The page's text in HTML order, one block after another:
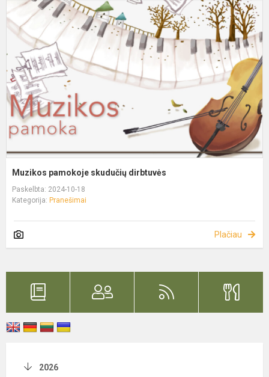
Muzikos pamokoje skudučių dirbtuvės
Paskelbta: 2024-10-18
Kategorija: Pranešimai
Plačiau
2026